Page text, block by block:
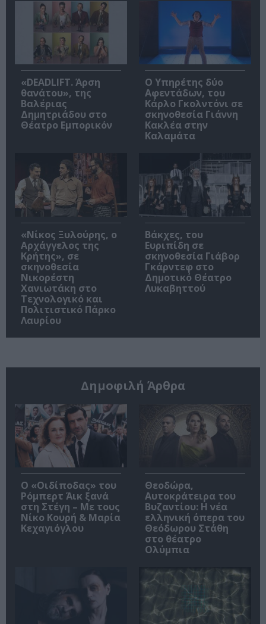
«DEADLIFT. Άρση
θανάτου», της
Βαλέριας
Δημητριάδου στο
Θέατρο Εμπορικόν
Ο Υπηρέτης δύο
Αφεντάδων, του
Κάρλο Γκολντόνι σε
σκηνοθεσία Γιάννη
Κακλέα στην
Καλαμάτα
«Νίκος Ξυλούρης, ο
Αρχάγγελος της
Κρήτης», σε
σκηνοθεσία
Νικορέστη
Χανιωτάκη στο
Τεχνολογικό και
Πολιτιστικό Πάρκο
Λαυρίου
Βάκχες, του
Ευριπίδη σε
σκηνοθεσία Γιάβορ
Γκάρντεφ στο
Δημοτικό Θέατρο
Λυκαβηττού
Δημοφιλή Άρθρα
O «Οιδίποδας» του
Ρόμπερτ Άικ ξανά
στη Στέγη – Με τους
Νίκο Κουρή & Μαρία
Κεχαγιόγλου
Θεοδώρα,
Αυτοκράτειρα του
Βυζαντίου: Η νέα
ελληνική όπερα του
Θεόδωρου Στάθη
στο θέατρο
Ολύμπια